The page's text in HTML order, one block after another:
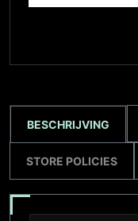
BESCHRIJVING
STORE POLICIES